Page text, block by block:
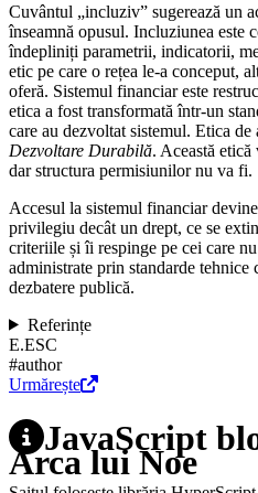
Cuvântul „incluziv” sugerează un
înseamnă opusul. Incluziunea este
îndepliniți parametrii, indicatorii,
etic pe care o rețea le-a conceput,
oferă. Sistemul financiar este
etica a fost transformată într-un
care au dezvoltat sistemul. Etica de
Dezvoltare Durabilă. Această
dar structura permisiunilor nu va fi.
Accesul la sistemul financiar
privilegiu decât un drept, ce se
criteriile și îi respinge pe cei care
administrate prin standarde tehnice
dezbatere publică.
Referințe
E.ESC
#author
Urmărește
JavaScript
Arca lui Noe